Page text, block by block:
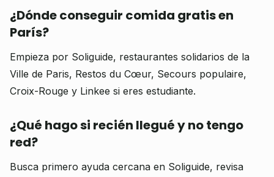
¿Dónde conseguir comida gratis en
París?
Empieza por Soliguide, restaurantes solidarios de la
Ville de Paris, Restos du Cœur, Secours populaire,
Croix-Rouge y Linkee si eres estudiante.
¿Qué hago si recién llegué y no tengo
red?
Busca primero ayuda cercana en Soliguide, revisa